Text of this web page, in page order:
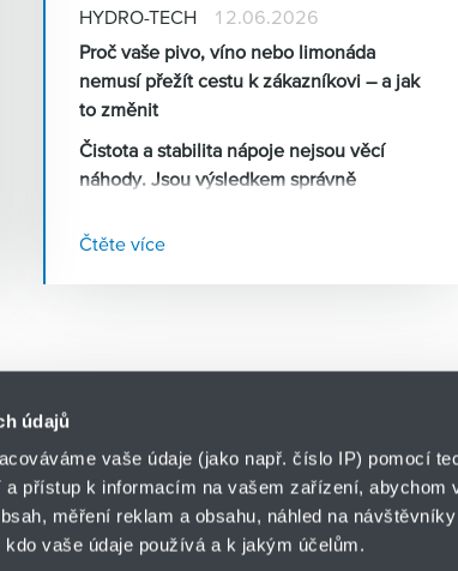
údajů
vaše údaje (jako např. číslo IP) pomocí
a přístup k informacím na vašem zařízení, abychom
měření reklam a obsahu, náhled na
vaše údaje používá a k jakým účelům.
HYDRO-TECH
12.06.2026
Proč vaše pivo, víno nebo limonáda
nemusí přežít cestu k zákazníkovi – a jak
to změnit
Čistota a stabilita nápoje nejsou věcí
náhody. Jsou výsledkem správně
kvasinek po finální mikrobiologické
Čtěte více
o.z. HYDRO-
HENNLICH s.r.o.
Českolipská 9